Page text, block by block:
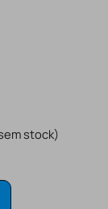
stock)